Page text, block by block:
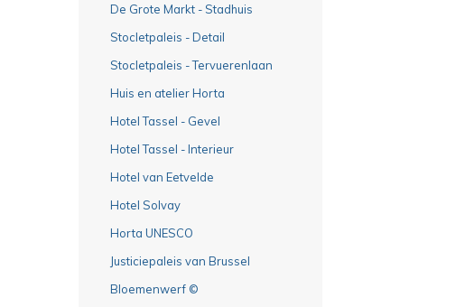
De Grote Markt - Stadhuis
Stocletpaleis - Detail
Stocletpaleis - Tervuerenlaan
Huis en atelier Horta
Hotel Tassel - Gevel
Hotel Tassel - Interieur
Hotel van Eetvelde
Hotel Solvay
Horta UNESCO
Justiciepaleis van Brussel
Bloemenwerf ©